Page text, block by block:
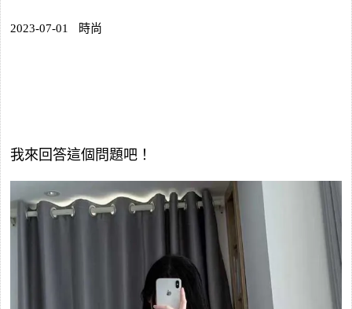
2023-07-01 時尚
我來回答這個問題吧！